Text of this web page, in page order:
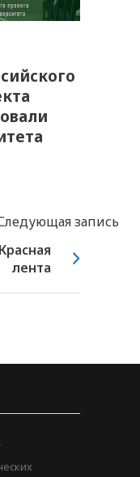
запись
Красная
лента